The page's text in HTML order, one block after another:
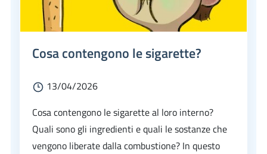
Cosa contengono le sigarette?
13/04/2026
Cosa contengono le sigarette al loro interno?
Quali sono gli ingredienti e quali le sostanze che
vengono liberate dalla combustione? In questo